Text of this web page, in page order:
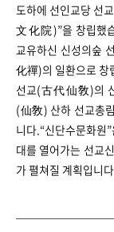
도하에 선인교당 선
文化院)”을 창립했
교유하신 신성의숲
化禪)의 일환으로 창
선교(古代仙敎)의
(仙敎) 산하 선교총
니다. “신단수문화원”
대를 열어가는 선교
가 펼쳐질 계획입니